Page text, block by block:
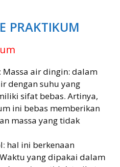
PRAKTIKUM
Massa air dingin: dalam
dengan suhu yang
sifat bebas. Artinya,
ini bebas memberikan
massa yang tidak
hal ini berkenaan
yang dipakai dalam